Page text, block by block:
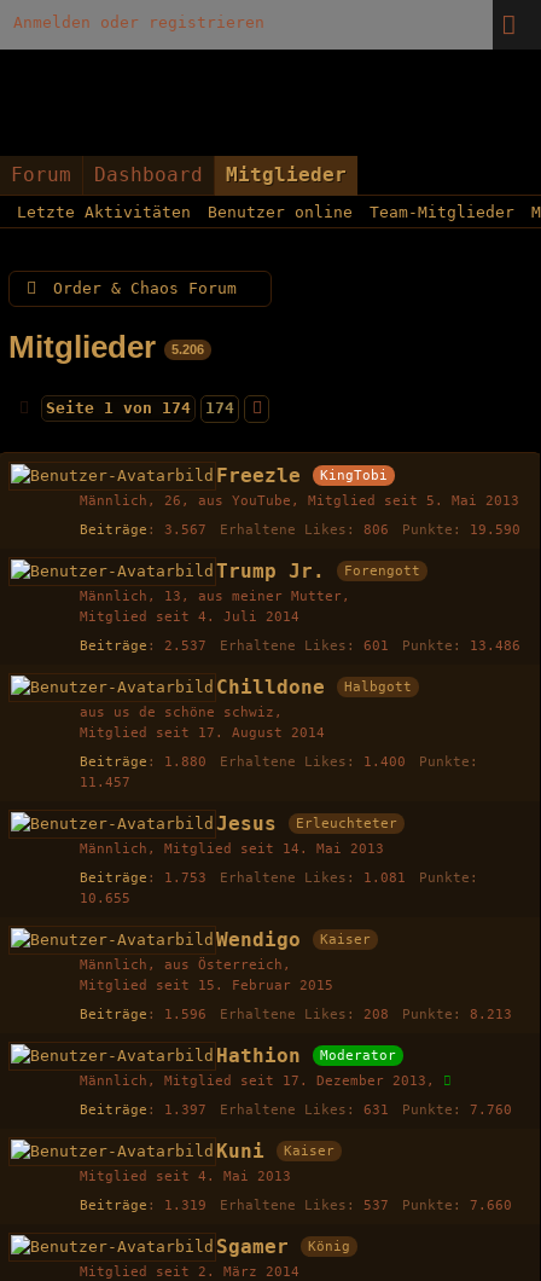
Anmelden oder registrieren
Forum Dashboard Mitglieder
Letzte Aktivitäten Benutzer online Team-Mitglieder
Order & Chaos Forum
Mitglieder 5.206
Seite 1 von 174 174
Freezle
KingTobi
Männlich
26 aus YouTube
Mitglied seit 5. Mai 2013
Beiträge
3.567 Erhaltene Likes 806 Punkte 19.590
Trump Jr.
Forengott
Männlich
13
aus meiner Mutter
Mitglied seit 4. Juli 2014
Beiträge
2.537 Erhaltene Likes 601 Punkte 13.486
Chilldone
Halbgott
aus us de schöne schwiz
Mitglied seit 17. August 2014
Beiträge
1.880 Erhaltene Likes 1.400
Punkte
11.457
Jesus
Erleuchteter
Männlich
Mitglied seit 14. Mai 2013
Beiträge
1.753 Erhaltene Likes 1.081
Punkte
10.655
Wendigo
Kaiser
Männlich
aus Österreich
Mitglied seit 15. Februar 2015
Beiträge
1.596 Erhaltene Likes 208 Punkte 8.213
Hathion
Moderator
Männlich
Mitglied seit 17. Dezember 2013
Beiträge
1.397 Erhaltene Likes 631 Punkte 7.760
Kuni
Kaiser
Mitglied seit 4. Mai 2013
Beiträge
1.319 Erhaltene Likes 537 Punkte 7.660
Sgamer
König
Mitglied seit 2. März 2014